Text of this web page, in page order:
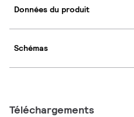
Données du produit
Schémas
Téléchargements